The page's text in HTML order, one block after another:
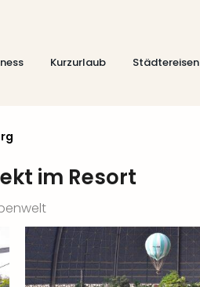
Kurzurlaub Städtereisen
im Resort